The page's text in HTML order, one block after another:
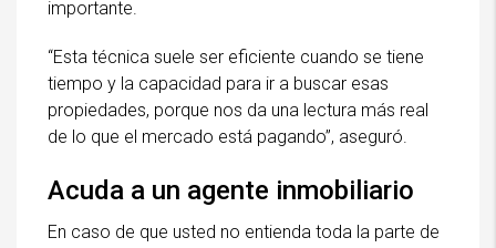
importante.
“Esta técnica suele ser eficiente cuando se tiene
tiempo y la capacidad para ir a buscar esas
propiedades, porque nos da una lectura más real
de lo que el mercado está pagando”, aseguró.
Acuda a un agente inmobiliario
En caso de que usted no entienda toda la parte de